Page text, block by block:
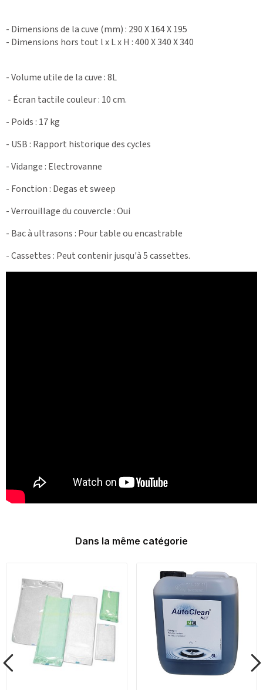
- Dimensions de la cuve (mm) : 290 X 164 X 195
- Dimensions hors tout l x L x H : 400 X 340 X 340
- Volume utile de la cuve : 8L
- Écran tactile couleur : 10 cm.
- Poids : 17 kg
- USB : Rapport historique des cycles
- Vidange : Electrovanne
- Fonction : Degas et sweep
- Verrouillage du couvercle : Oui
- Bac à ultrasons : Pour table ou encastrable
- Cassettes : Peut contenir jusqu'à 5 cassettes.
Dans la même catégorie